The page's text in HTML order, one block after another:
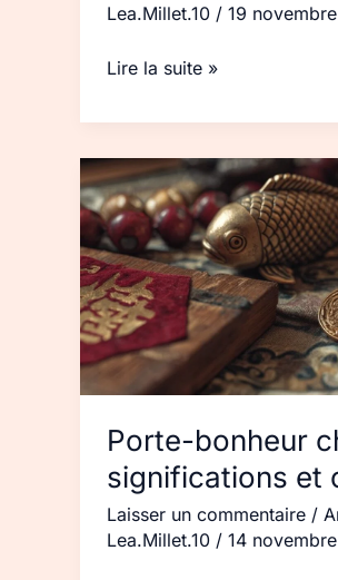
Lea.Millet.10 / 19
Lire la suite »
Porte-bonheur
significations et
Laisser un commentaire /
Lea.Millet.10 / 14
Porte-
bonheur
chinois :
significations
et
choix